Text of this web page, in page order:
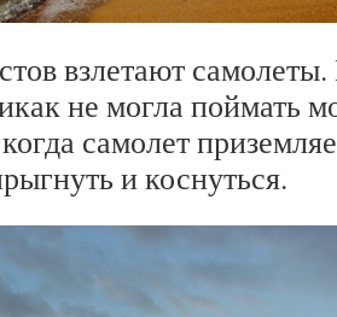
взлетают
не могла поймать
самолет
и коснуться.